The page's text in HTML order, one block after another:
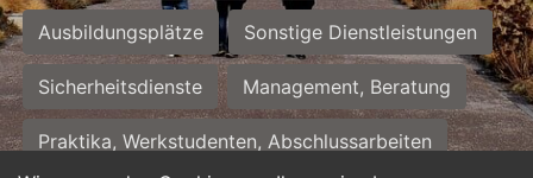
Ausbildungsplätze Sonstige Dienstleistungen
Sicherheitsdienste Management, Beratung
Praktika, Werkstudenten, Abschlussarbeiten